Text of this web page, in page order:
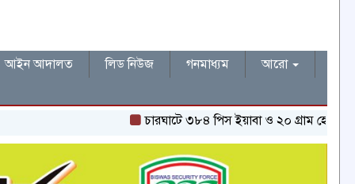
আইন আদালত লিড নিউজ গনমাধ্যম
আরো
চারঘাটে ৩৮৪ পিস ইয়াবা ও ২০ গ্রাম হেরোইনসহ একজন